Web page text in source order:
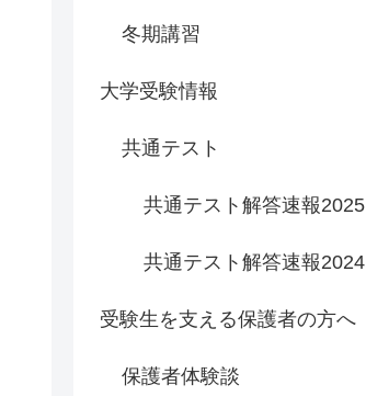
冬期講習
大学受験情報
共通テスト
共通テスト解答速報2025
共通テスト解答速報2024
受験生を支える保護者の方へ
保護者体験談